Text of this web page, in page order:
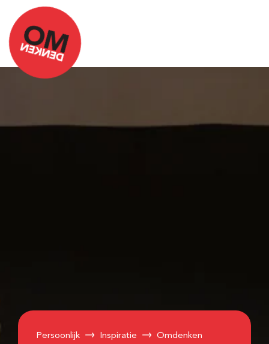
Persoonlijk Inspiratie
Omdenken